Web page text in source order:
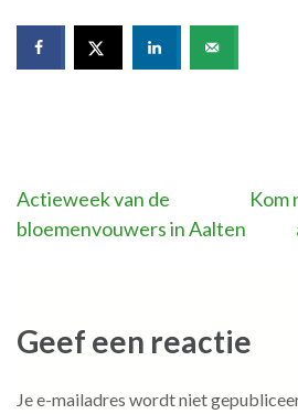
Bericht
Actieweek van de
bloemenvouwers in Aalten
Kom
Geef een reactie
Je e-mailadres wordt niet